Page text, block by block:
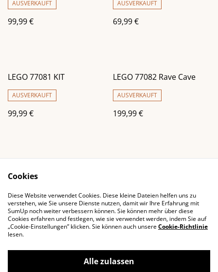
AUSVERKAUFT
99,99 €
AUSVERKAUFT
69,99 €
LEGO 77081 KIT
AUSVERKAUFT
99,99 €
LEGO 77082 Rave Cave
AUSVERKAUFT
199,99 €
Impressum
Kontaktieren Sie uns
Rechtliche
Bestimmungen
Datenschutzbestimm
ungen von SumUp
Cookie-Richtlinie
Cookies
Diese Website verwendet Cookies. Diese kleine Dateien helfen uns zu
verstehen, wie Sie unsere Dienste nutzen, damit wir Ihre Erfahrung mit
SumUp noch weiter verbessern können. Sie können mehr über diese
Cookies erfahren und festlegen, wie sie verwendet werden, indem Sie auf
„Cookie-Einstellungen” klicken. Sie können auch unsereCookie-Richtlinie
lesen.
Alle zulassen